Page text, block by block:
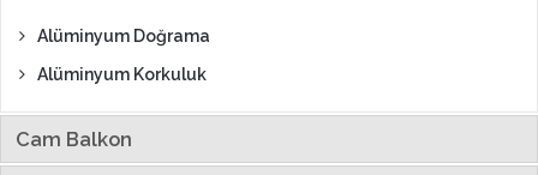
Alüminyum Doğrama
Alüminyum Korkuluk
Cam Balkon